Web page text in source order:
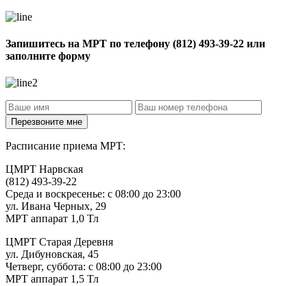
Запишитесь на МРТ по телефону (812) 493-39-22 или
заполните форму
Расписание приема МРТ:
ЦМРТ Нарвская
(812) 493-39-22
Среда и воскресенье: с 08:00 до 23:00
ул. Ивана Черных, 29
МРТ аппарат 1,0 Тл
ЦМРТ Старая Деревня
ул. Дибуновская, 45
Четверг, суббота: с 08:00 до 23:00
МРТ аппарат 1,5 Тл